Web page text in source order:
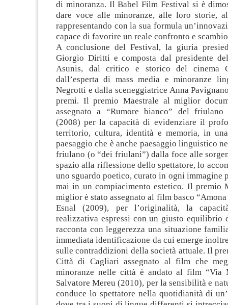
di minoranza. Il Babel Film Festival si è
dare voce alle minoranze, alle loro storie,
rappresentando con la sua formula
capace di favorire un reale confronto e
A conclusione del Festival, la giuria
Giorgio Diritti e composta dal presidente
Asunis, dal critico e storico del cinema
dall’esperta di mass media e minoranze
Negrotti e dalla sceneggiatrice Anna
premi. Il premio Maestrale al miglior
assegnato a “Rumore bianco” del friulano
(2008) per la capacità di evidenziare il
territorio, cultura, identità e memoria, in
paesaggio che è anche paesaggio linguistico
friulano (o “dei friulani”) dalla foce alle
spazio alla riflessione dello spettatore, lo
uno sguardo poetico, curato in ogni immagine
mai in un compiacimento estetico. Il premio
miglior è stato assegnato al film basco
Esnal (2009), per l’originalità, la
realizzativa espressi con un giusto
racconta con leggerezza una situazione
immediata identificazione da cui emerge
sulle contraddizioni della società attuale. Il
Città di Cagliari assegnato al film che
minoranze nelle città è andato al film “Via
Salvatore Mereu (2010), per la sensibilità e
conduce lo spettatore nella quotidianità di